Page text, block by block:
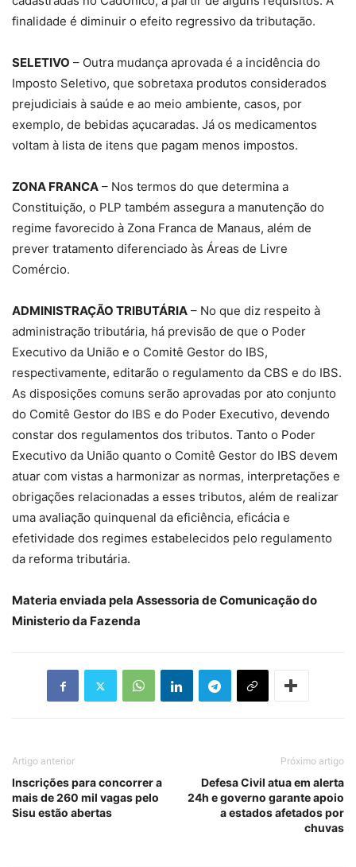
finalidade é diminuir o efeito regressivo da tributação.
SELETIVO – Outra mudança aprovada é a incidência do
Imposto Seletivo, que sobretaxa produtos considerados
prejudiciais à saúde e ao meio ambiente, casos, por
exemplo, de bebidas açucaradas. Já os medicamentos
voltam à lista de itens que pagam menos impostos.
ZONA FRANCA – Nos termos do que determina a
Constituição, o PLP também assegura a manutenção do
regime favorecido à Zona Franca de Manaus, além de
prever tratamento diferenciado às Áreas de Livre
Comércio.
ADMINISTRAÇÃO TRIBUTÁRIA – No que diz respeito à
administração tributária, há previsão de que o Poder
Executivo da União e o Comitê Gestor do IBS,
respectivamente, editarão o regulamento da CBS e do IBS.
As disposições comuns serão aprovadas por ato conjunto
do Comitê Gestor do IBS e do Poder Executivo, devendo
constar dos regulamentos dos tributos. Tanto o Poder
Executivo da União quanto o Comitê Gestor do IBS devem
atuar com vistas a harmonizar as normas, interpretações e
obrigações relacionadas a esses tributos, além de realizar
uma avaliação quinquenal da eficiência, eficácia e
efetividade dos regimes estabelecidos pelo regulamento
da reforma tributária.
Materia enviada pela Assessoria de Comunicação do
Ministerio da Fazenda
Artigo anterior
Inscrições para concorrer a
mais de 260 mil vagas pelo
Sisu estão abertas
Próximo artigo
Defesa Civil atua em alerta
24h e governo garante apoio
a estados afetados por
chuvas